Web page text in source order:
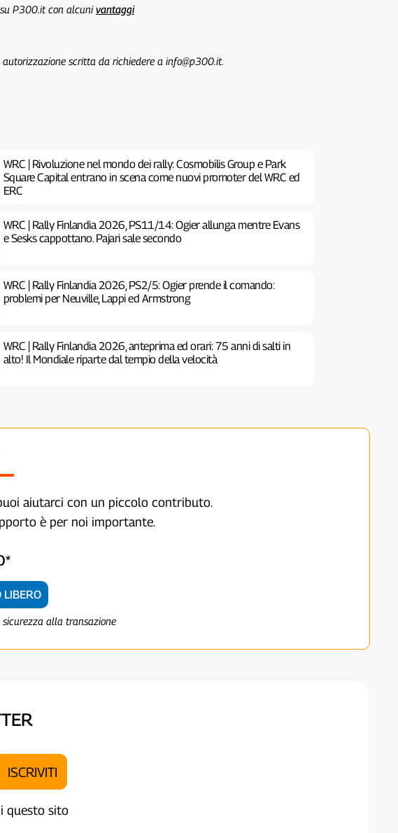
P300.it con alcunivantaggi
scritta da richiedere a info@p300.it.
WRC | Rivoluzione nel mondo dei rally: Cosmobilis Group e Park
Square Capital entrano in scena come nuovi promoter del WRC ed
ERC
WRC | Rally Finlandia 2026, PS11/14: Ogier allunga mentre Evans
e Sesks cappottano. Pajari sale secondo
WRC | Rally Finlandia 2026, PS2/5: Ogier prende il comando:
problemi per Neuville, Lappi ed Armstrong
WRC | Rally Finlandia 2026, anteprima ed orari: 75 anni di salti in
alto! Il Mondiale riparte dal tempio della velocità
aiutarci con un piccolo contributo.
è per noi importante.
LIBERO
alla transazione
questo sito